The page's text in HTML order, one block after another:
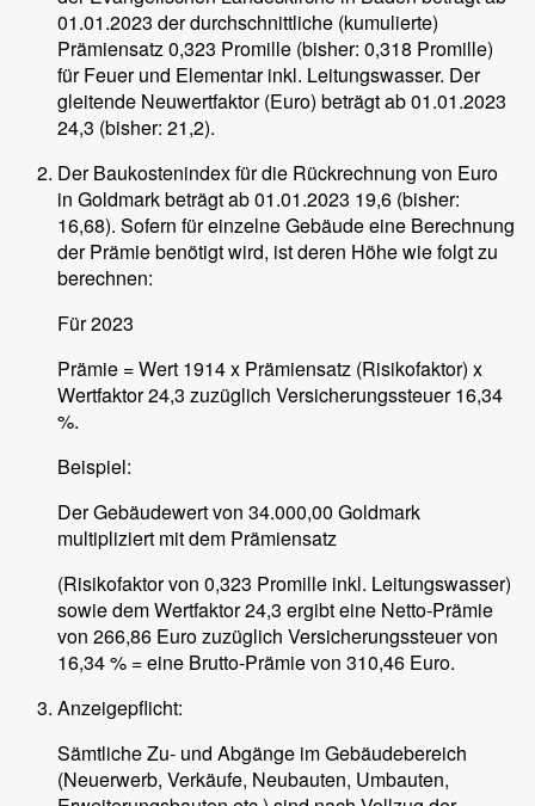
01.01.2023 der durchschnittliche (kumulierte)
Prämiensatz 0,323 Promille (bisher: 0,318 Promille)
für Feuer und Elementar inkl. Leitungswasser. Der
gleitende Neuwertfaktor (Euro) beträgt ab 01.01.2023
24,3 (bisher: 21,2).
Der Baukostenindex für die Rückrechnung von Euro
in Goldmark beträgt ab 01.01.2023 19,6 (bisher:
16,68). Sofern für einzelne Gebäude eine Berechnung
der Prämie benötigt wird, ist deren Höhe wie folgt zu
berechnen:
Für 2023
Prämie = Wert 1914 x Prämiensatz (Risikofaktor) x
Wertfaktor 24,3 zuzüglich Versicherungssteuer 16,34
%.
Beispiel:
Der Gebäudewert von 34.000,00 Goldmark
multipliziert mit dem Prämiensatz
(Risikofaktor von 0,323 Promille inkl. Leitungswasser)
sowie dem Wertfaktor 24,3 ergibt eine Netto-Prämie
von 266,86 Euro zuzüglich Versicherungssteuer von
16,34 % = eine Brutto-Prämie von 310,46 Euro.
Anzeigepflicht:
Sämtliche Zu- und Abgänge im Gebäudebereich
(Neuerwerb, Verkäufe, Neubauten, Umbauten,